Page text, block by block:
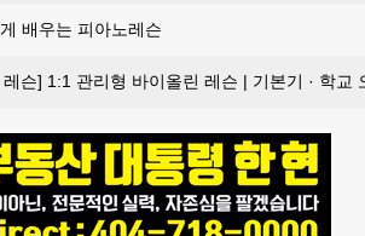
배우는 피아노레슨
슨] 1:1 관리형 바이올린 레슨 | 기본기 · 학